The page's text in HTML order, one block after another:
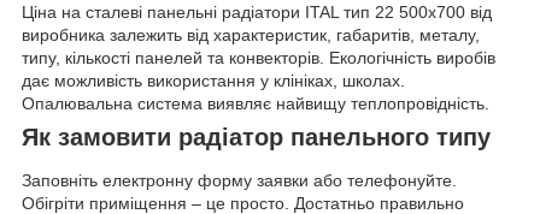
Ціна на сталеві панельні радіатори ITAL тип 22 500x700 від
виробника залежить від характеристик, габаритів, металу,
типу, кількості панелей та конвекторів. Екологічність виробів
дає можливість використання у клініках, школах.
Опалювальна система виявляє найвищу теплопровідність.
Як замовити радіатор панельного типу
Заповніть електронну форму заявки або телефонуйте.
Обігріти приміщення – це просто. Достатньо правильно